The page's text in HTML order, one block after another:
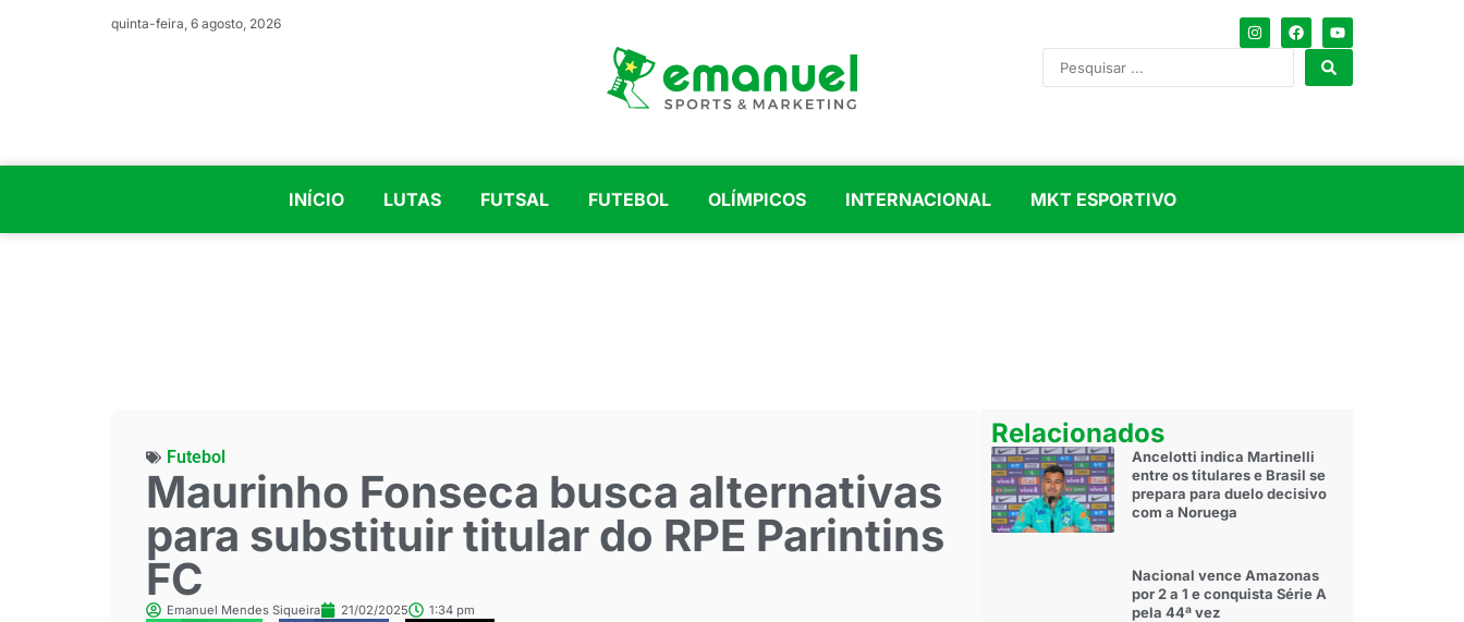
quinta-feira, 6 agosto, 2026
INÍCIO LUTAS FUTSAL FUTEBOL OLÍMPICOS INTERNACIONAL MKT ESPORTIVO
Futebol
Maurinho Fonseca busca alternativas
para substituir titular do RPE Parintins
FC
Emanuel Mendes Siqueira 21/02/2025 1:34 pm
Relacionados
Ancelotti indica Martinelli
entre os titulares e Brasil se
prepara para duelo decisivo
com a Noruega
Nacional vence Amazonas
por 2 a 1 e conquista Série A
pela 44ª vez